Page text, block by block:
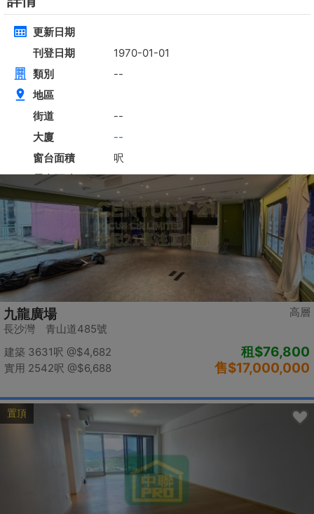
[屋苑式]下覆式,連花園車位
元朗 錦上路
建築 1400呎
實用 1400呎
高層
九龍廣場
長沙灣 青山道485號
建築 3631呎 @$4,682
實用 2542呎 @$6,688
租$76,800
售$17,000,000
置頂